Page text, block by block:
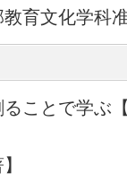
教育文化学科
ことで学ぶ